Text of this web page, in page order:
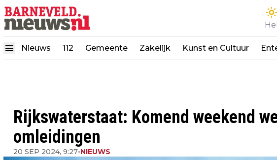
Nieuws 112 Gemeente Zakelijk Kunst en Cultuur
Rijkswaterstaat: Komend weekend
omleidingen
20 SEP 2024, 9:27•NIEUWS